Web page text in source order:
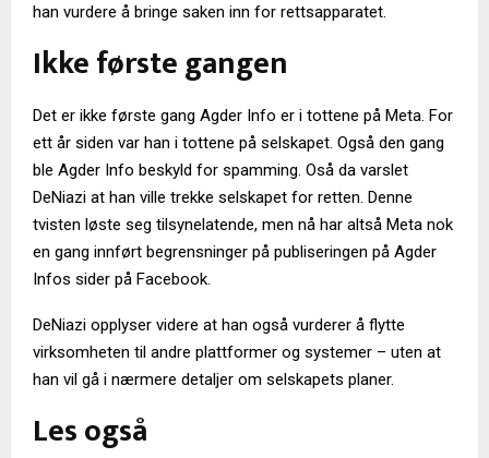
han vurdere å bringe saken inn for rettsapparatet.
Ikke første gangen
Det er ikke første gang Agder Info er i tottene på Meta. For
ett år siden var han i tottene på selskapet. Også den gang
ble Agder Info beskyld for spamming. Oså da varslet
DeNiazi at han ville trekke selskapet for retten. Denne
tvisten løste seg tilsynelatende, men nå har altså Meta nok
en gang innført begrensninger på publiseringen på Agder
Infos sider på Facebook.
DeNiazi opplyser videre at han også vurderer å flytte
virksomheten til andre plattformer og systemer – uten at
han vil gå i nærmere detaljer om selskapets planer.
Les også